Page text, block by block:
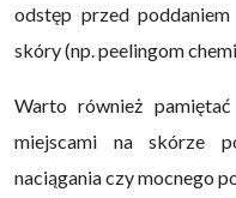
odstęp przed
skóry (np. peelingom
Warto również
miejscami na skórze
naciągania czy mocnego